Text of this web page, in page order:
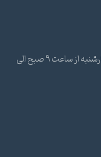
ساعات پاسخ گویی تلفنی و پشتیبانی شنبه تا چهارشنبه از ساعت 9 صبح الی